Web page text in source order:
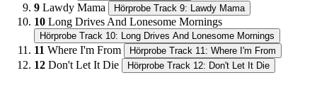
9 Lawdy Mama Hörprobe Track 9: Lawdy Mama
10 Long Drives And Lonesome Mornings
Hörprobe Track 10: Long Drives And Lonesome Mornings
11 Where I'm From Hörprobe Track 11: Where I'm From
12 Don't Let It Die Hörprobe Track 12: Don't Let It Die